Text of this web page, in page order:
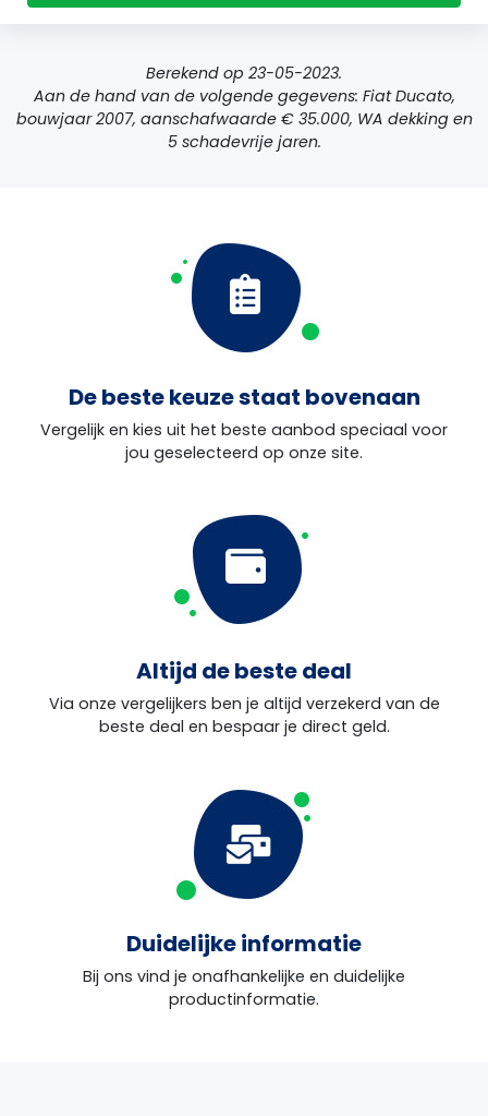
Berekend op 23-05-2023.
Aan de hand van de volgende gegevens: Fiat Ducato,
bouwjaar 2007, aanschafwaarde € 35.000, WA dekking en
5 schadevrije jaren.
De beste keuze staat bovenaan
Vergelijk en kies uit het beste aanbod speciaal voor
jou geselecteerd op onze site.
Altijd de beste deal
Via onze vergelijkers ben je altijd verzekerd van de
beste deal en bespaar je direct geld.
Duidelijke informatie
Bij ons vind je onafhankelijke en duidelijke
productinformatie.